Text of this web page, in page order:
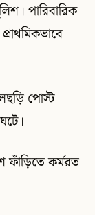
পারিবারিক
পোস্ট
ফাঁড়িতে কর্মরত